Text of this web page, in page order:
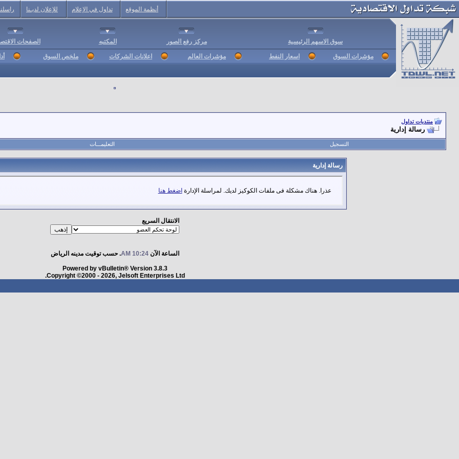
أنظمة الموقع تداول في الإعلام للإعلان لديـنا
سوق الاسهم الرئيسية مركز رفع الصور المكتبه الصفحات
مؤشرات السوق اسعار النفط مؤشرات العالم اعلانات الشركات ملخص السوق
منتديات تداول
رسالة إدارية
التسجيل التعليمـــات
رسالة إدارية
عذرا. هناك مشكلة فى ملفات الكوكيز لديك. لمراسلة الإدارة اضغط هنا
الانتقال السريع
الساعة الآن10:24 AM . حسب توقيت مدينه الرياض
Powered by vBulletin® Version 3.8.3
Copyright ©2000 - 2026, Jelsoft Enterprises Ltd.